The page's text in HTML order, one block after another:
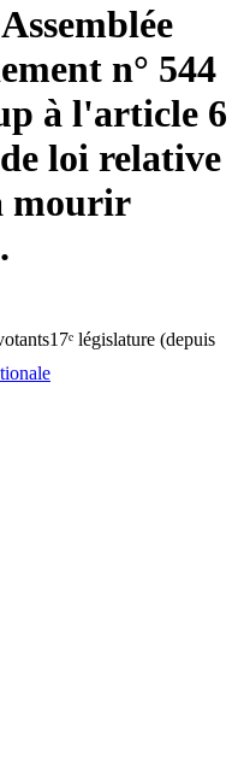
Assemblée
n° 544
à l'article 6
loi relative
mourir
17ᵉ législature (depuis